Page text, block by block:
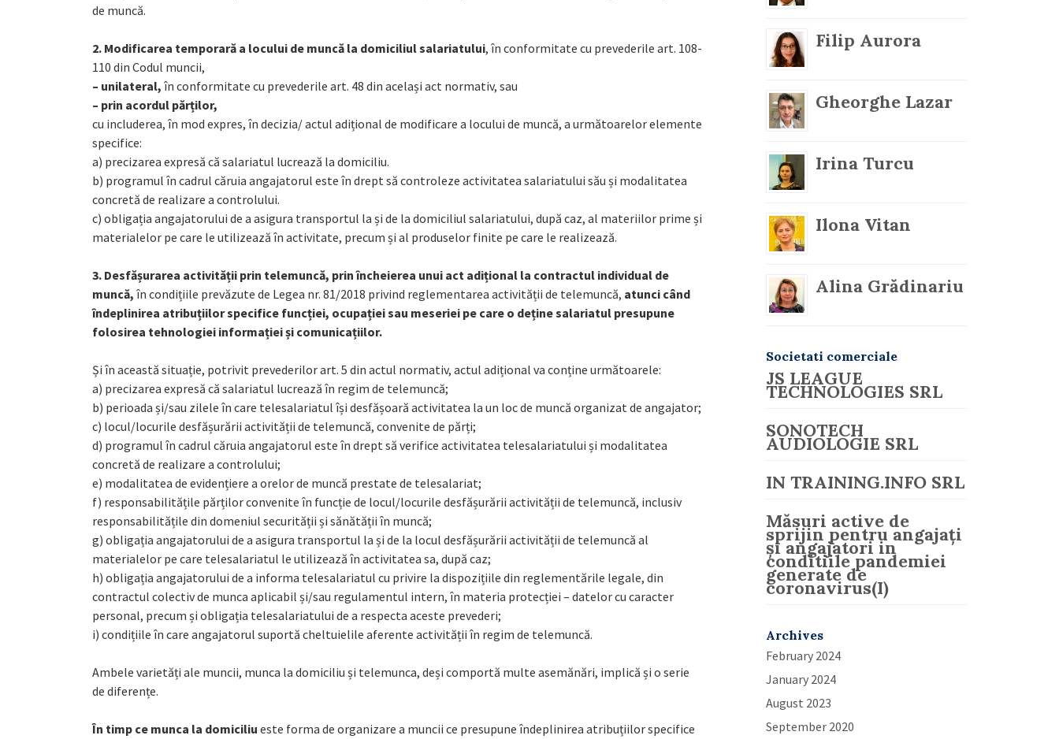
de muncă.
2. Modificarea temporară a locului de muncă la domiciliul salariatului, în conformitate cu prevederile art. 108-
110 din Codul muncii,
– unilateral, în conformitate cu prevederile art. 48 din același act normativ, sau
– prin acordul părților,
cu includerea, în mod expres, în decizia/ actul adițional de modificare a locului de muncă, a următoarelor elemente
specifice:
a) precizarea expresă că salariatul lucrează la domiciliu.
b) programul în cadrul căruia angajatorul este în drept să controleze activitatea salariatului său și modalitatea
concretă de realizare a controlului.
c) obligația angajatorului de a asigura transportul la și de la domiciliul salariatului, după caz, al materiilor prime și
materialelor pe care le utilizează în activitate, precum și al produselor finite pe care le realizează.
3. Desfășurarea activității prin telemuncă, prin încheierea unui act adițional la contractul individual de
muncă, în condițiile prevăzute de Legea nr. 81/2018 privind reglementarea activității de telemuncă, atunci când
îndeplinirea atribuțiilor specifice funcției, ocupației sau meseriei pe care o deține salariatul presupune
folosirea tehnologiei informației și comunicațiilor.
Și în această situație, potrivit prevederilor art. 5 din actul normativ, actul adițional va conține următoarele:
a) precizarea expresă că salariatul lucrează în regim de telemuncă;
b) perioada și/sau zilele în care telesalariatul își desfășoară activitatea la un loc de muncă organizat de angajator;
c) locul/locurile desfășurării activității de telemuncă, convenite de părți;
d) programul în cadrul căruia angajatorul este în drept să verifice activitatea telesalariatului și modalitatea
concretă de realizare a controlului;
e) modalitatea de evidențiere a orelor de muncă prestate de telesalariat;
f) responsabilitățile părților convenite în funcție de locul/locurile desfășurării activității de telemuncă, inclusiv
responsabilitățile din domeniul securității și sănătății în muncă;
g) obligația angajatorului de a asigura transportul la și de la locul desfășurării activității de telemuncă al
materialelor pe care telesalariatul le utilizează în activitatea sa, după caz;
h) obligația angajatorului de a informa telesalariatul cu privire la dispozițiile din reglementările legale, din
contractul colectiv de munca aplicabil și/sau regulamentul intern, în materia protecției – datelor cu caracter
personal, precum și obligația telesalariatului de a respecta aceste prevederi;
i) condițiile în care angajatorul suportă cheltuielile aferente activității în regim de telemuncă.
Ambele varietăți ale muncii, munca la domiciliu și telemunca, deși comportă multe asemănări, implică și o serie
de diferențe.
În timp ce munca la domiciliu este forma de organizare a muncii ce presupune îndeplinirea atribuțiilor specifice
Filip Aurora
Gheorghe Lazar
Irina Turcu
Ilona Vitan
Alina Grădinariu
Societati comerciale
JS LEAGUE
TECHNOLOGIES SRL
SONOTECH
AUDIOLOGIE SRL
IN TRAINING.INFO SRL
Măsuri active de
sprijin pentru angajați
și angajatori in
conditiile pandemiei
generate de
coronavirus(I)
Archives
February 2024
January 2024
August 2023
September 2020